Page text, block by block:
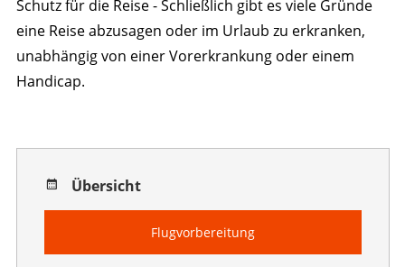
Schutz für die Reise - Schließlich gibt es viele Gründe
eine Reise abzusagen oder im Urlaub zu erkranken,
unabhängig von einer Vorerkrankung oder einem
Handicap.
Übersicht
Flugvorbereitung